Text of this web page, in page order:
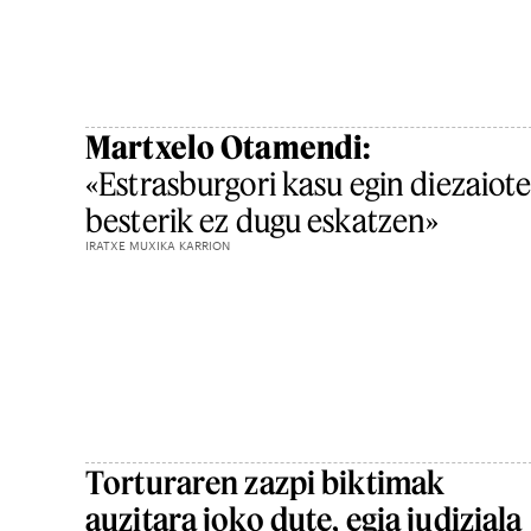
Martxelo Otamendi:
«Estrasburgori kasu egin
besterik ez dugu eskatzen»
IRATXE MUXIKA KARRION
Torturaren zazpi biktimak
auzitara joko dute, egia judiziala